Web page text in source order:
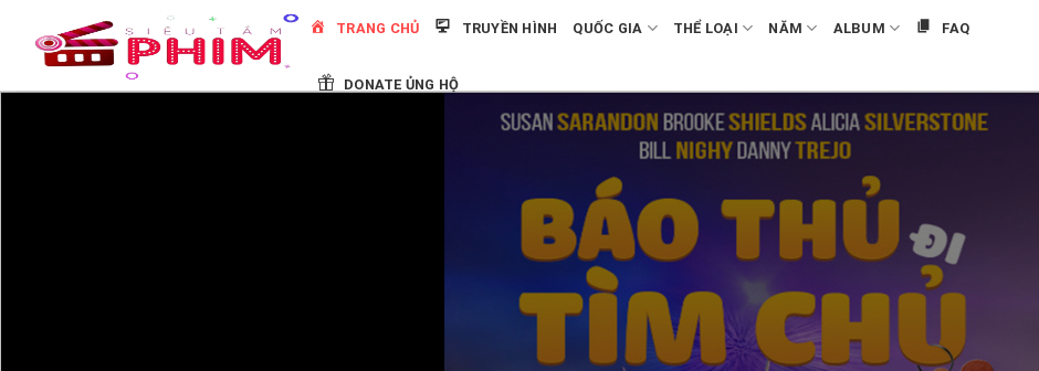
TRANG CHỦ TRUYỀN HÌNH QUỐC GIA THỂ LOẠI NĂM ALBUM FAQ
DONATE ỦNG HỘ